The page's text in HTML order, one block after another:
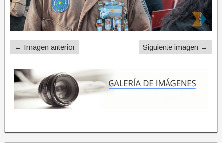
← Imagen anterior Siguiente imagen →